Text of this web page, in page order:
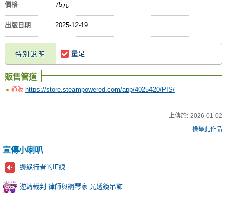
價格 75元
出版日期 2025-12-19
特別說明 量足
販售管道
通販 https://store.steampowered.com/app/4025420/PIS/
上傳於:2026-01-02
檢舉此作品
宣傳小喇叭
邊緣行者的IF線
逆轉裁判 律師與鋼琴家 光透鏡吊飾